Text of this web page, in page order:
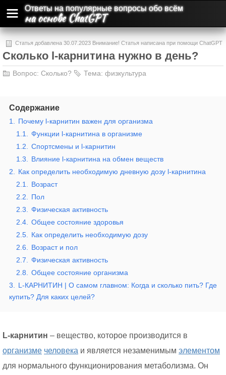
Ответы на популярные вопросы обо всём
на основе ChatGPT
Статья добавлена 30.07.2023 Внимание! Статья написана при помощи ChatGPT
и может содержать ошибки и неточности.
Сколько l-карнитина нужно в день?
Вопрос: Сколько? Тема: физкультура
Содержание
1.
Почему l-карнитин важен для организма
1.1.
Функции l-карнитина в организме
1.2.
Спортсмены и l-карнитин
1.3.
Влияние l-карнитина на обмен веществ
2.
Как определить необходимую дневную дозу l-карнитина
2.1.
Возраст
2.2.
Пол
2.3.
Физическая активность
2.4.
Общее состояние здоровья
2.5.
Как определить необходимую дозу
2.6.
Возраст и пол
2.7.
Физическая активность
2.8.
Общее состояние организма
3.
L-КАРНИТИН | О самом главном: Когда и сколько пить? Где
купить? Для каких целей?
L-карнитин – вещество, которое производится в
организме человека и является незаменимым элементом
для нормального функционирования метаболизма. Он